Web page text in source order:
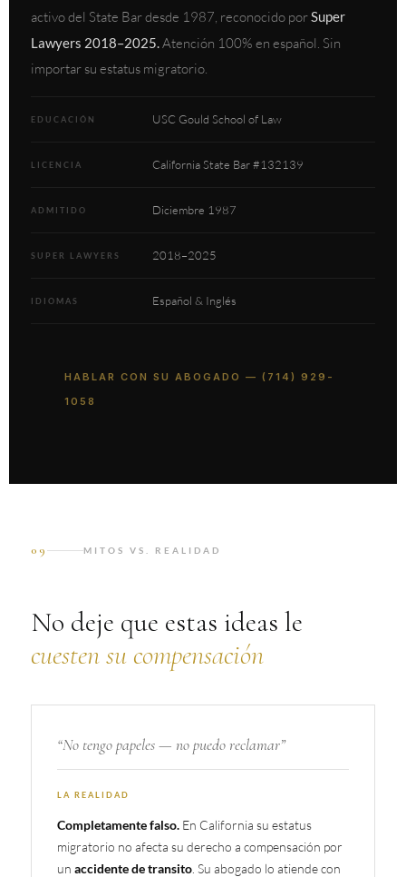
activo del State Bar desde 1987, reconocido porSuper
Lawyers 2018–2025.Atención 100% en español. Sin
importar su estatus migratorio.
EDUCACIÓN USC Gould School of Law
LICENCIA California State Bar #132139
ADMITIDO Diciembre 1987
SUPER LAWYERS 2018–2025
IDIOMAS Español & Inglés
HABLAR CON SU ABOGADO — (714) 929-
1058
09 MITOS VS. REALIDAD
No deje que estas ideas le
cuesten su compensación
“No tengo papeles — no puedo reclamar”
LA REALIDAD
Completamente falso. En California su estatus
migratorio no afecta su derecho a compensación por
un accidente de transito . Su abogado lo atiende con